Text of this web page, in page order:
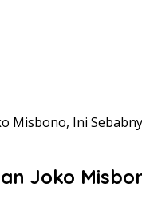
Misbono, Ini
Joko